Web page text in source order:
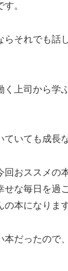
。
らそれでも話
く上司から学
ていても成長
回おススメの
せな毎日を過
本になります
本だったので